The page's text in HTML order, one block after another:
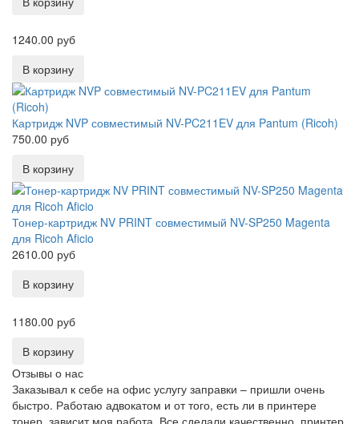
1240.00 руб
Картридж NVP совместимый NV-PC211EV для Pantum (Ricoh)
750.00 руб
Тонер-картридж NV PRINT совместимый NV-SP250 Magenta
для Ricoh Aficio
2610.00 руб
1180.00 руб
Отзывы о нас
Заказывал к себе на офис услугу заправки – пришли очень
быстро. Работаю адвокатом и от того, есть ли в принтере
тонер, зависит моя работа. Все сделали качественно, принтер